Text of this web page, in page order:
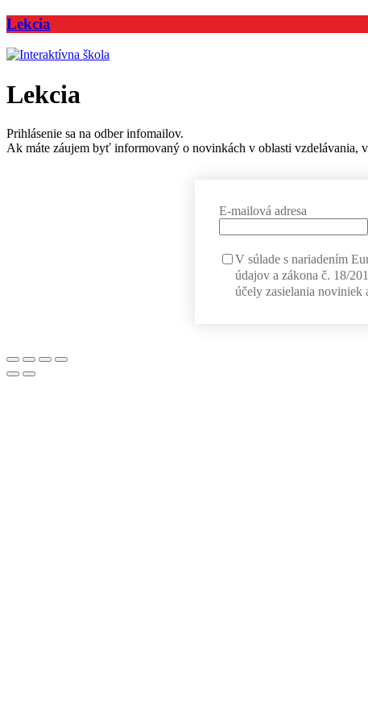
Lekcia
Lekcia
Prihlásenie sa na odber infomailov.
Ak máte záujem byť informovaný o novinkách v oblasti vzdelávania,
E-mailová adresa
V súlade s nariadením
údajov a zákona č. 18/
účely zasielania noviniek